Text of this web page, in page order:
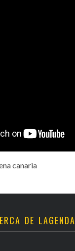
canaria
DE LAGENDA